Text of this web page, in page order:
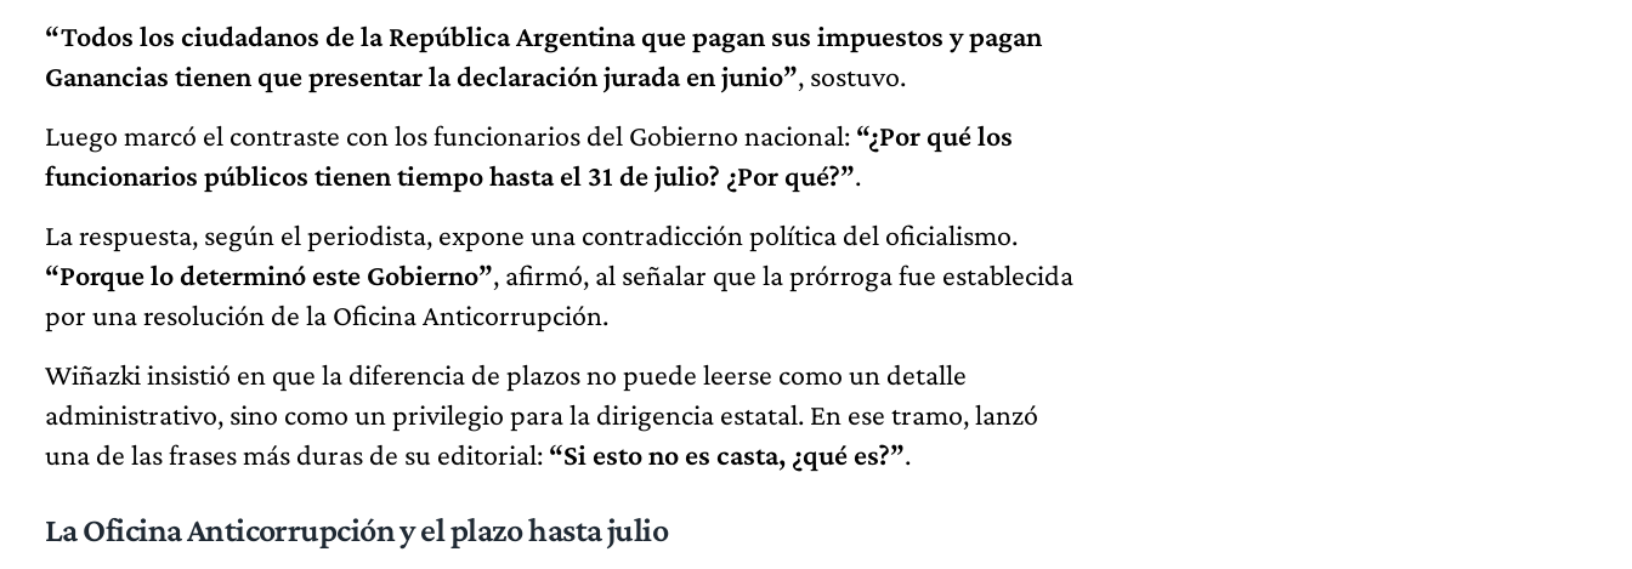
“Todos los ciudadanos de la República Argentina que pagan sus impuestos y pagan
Ganancias tienen que presentar la declaración jurada en junio”, sostuvo.
Luego marcó el contraste con los funcionarios del Gobierno nacional: “¿Por qué los
funcionarios públicos tienen tiempo hasta el 31 de julio? ¿Por qué?”.
La respuesta, según el periodista, expone una contradicción política del oficialismo.
“Porque lo determinó este Gobierno”, afirmó, al señalar que la prórroga fue establecida
por una resolución de la Oficina Anticorrupción.
Wiñazki insistió en que la diferencia de plazos no puede leerse como un detalle
administrativo, sino como un privilegio para la dirigencia estatal. En ese tramo, lanzó
una de las frases más duras de su editorial: “Si esto no es casta, ¿qué es?”.
La Oficina Anticorrupción y el plazo hasta julio